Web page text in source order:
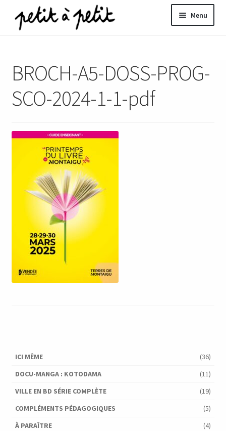
Aller
à
Aller
au
Menu
BROCH-A5-DOSS-PROG-
SCO-2024-1-1-pdf
ICI MÊME
(36)
DOCU-MANGA : KOTODAMA
(11)
VILLE EN BD SÉRIE COMPLÈTE
(19)
COMPLÉMENTS PÉDAGOGIQUES
(5)
À PARAÎTRE
(4)